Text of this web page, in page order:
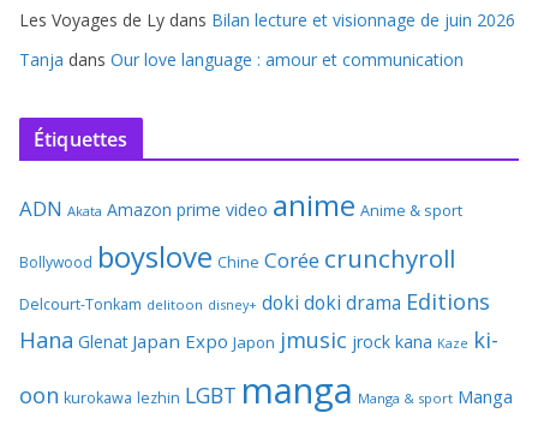
Les Voyages de Ly dans Bilan lecture et visionnage de juin 2026
Tanja dans Our love language : amour et communication
Étiquettes
ADN Akata Amazon prime video anime Anime & sport
Bollywood boyslove Chine Corée crunchyroll
Delcourt-Tonkam delitoon disney+ doki doki drama Editions
Hana Glenat Japan Expo Japon jmusic jrock kana Kaze ki-
oon kurokawa lezhin LGBT manga Manga & sport Manga